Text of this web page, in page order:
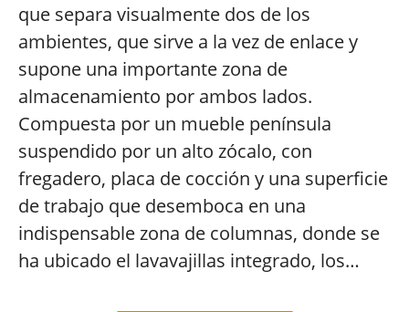
que separa visualmente dos de los
ambientes, que sirve a la vez de enlace y
supone una importante zona de
almacenamiento por ambos lados.
Compuesta por un mueble península
suspendido por un alto zócalo, con
fregadero, placa de cocción y una superficie
de trabajo que desemboca en una
indispensable zona de columnas, donde se
ha ubicado el lavavajillas integrado, los…